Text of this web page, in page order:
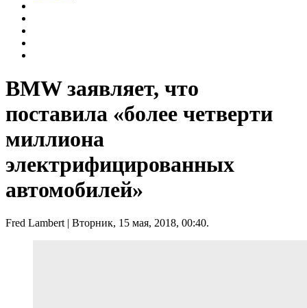
BMW заявляет, что
поставила «более четверти
миллиона
электрифицированных
автомобилей»
Fred Lambert| Вторник, 15 мая, 2018, 00:40.